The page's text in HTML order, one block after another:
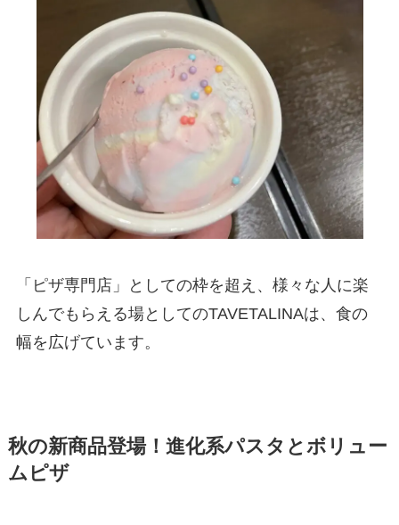
「ピザ専門店」としての枠を超え、様々な人に楽
しんでもらえる場としてのTAVETALINAは、食の
幅を広げています。
秋の新商品登場！進化系パスタとボリュー
ムピザ